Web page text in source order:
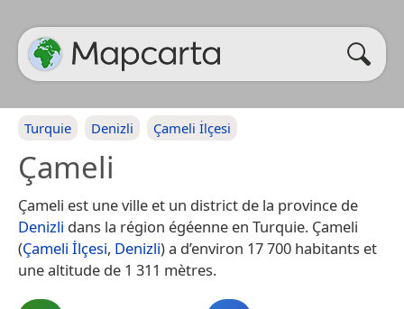
Turquie Denizli Çameli İlçesi
Çameli
Çameli est une ville et un district de la province de
Denizli dans la région égéenne en Turquie. Çameli
(Çameli İlçesi, Denizli) a d’environ 17 700 habitants et
une altitude de 1 311 mètres.